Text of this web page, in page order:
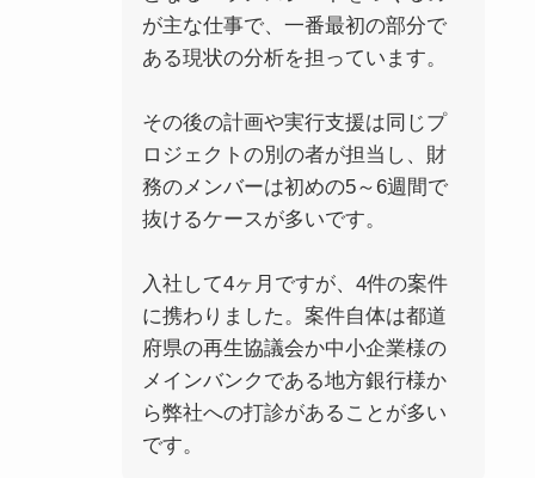
が主な仕事で、一番最初の部分で
ある現状の分析を担っています。
その後の計画や実行支援は同じプ
ロジェクトの別の者が担当し、財
務のメンバーは初めの5～6週間で
抜けるケースが多いです。
入社して4ヶ月ですが、4件の案件
に携わりました。案件自体は都道
府県の再生協議会か中小企業様の
メインバンクである地方銀行様か
ら弊社への打診があることが多い
です。